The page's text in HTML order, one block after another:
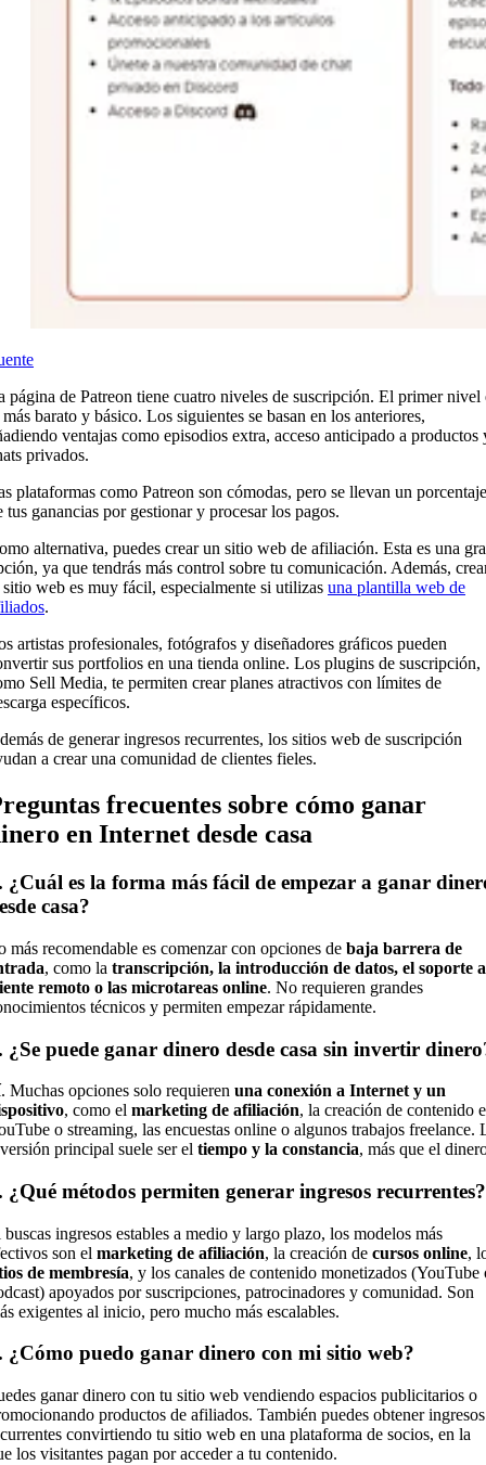
página de Patreon tiene cuatro niveles de suscripción. El primer nivel
barato y básico. Los siguientes se basan en los anteriores,
ventajas como episodios extra, acceso anticipado a productos
privados.
plataformas como Patreon son cómodas, pero se llevan un porcentaje
tus ganancias por gestionar y procesar los pagos.
alternativa, puedes crear un sitio web de afiliación. Esta es una
ya que tendrás más control sobre tu comunicación. Además,
sitio web es muy fácil, especialmente si utilizas una plantilla web de
.
artistas profesionales, fotógrafos y diseñadores gráficos pueden
sus portfolios en una tienda online. Los plugins de suscripción,
Sell Media, te permiten crear planes atractivos con límites de
específicos.
de generar ingresos recurrentes, los sitios web de suscripción
a crear una comunidad de clientes fieles.
frecuentes sobre cómo ganar
en Internet desde casa
¿Cuál es la forma más fácil de empezar a ganar
casa?
más recomendable es comenzar con opciones de baja barrera de
, como la transcripción, la introducción de datos, el soporte
remoto o las microtareas online. No requieren grandes
técnicos y permiten empezar rápidamente.
¿Se puede ganar dinero desde casa sin invertir
Muchas opciones solo requieren una conexión a Internet y un
, como el marketing de afiliación, la creación de contenido
o streaming, las encuestas online o algunos trabajos freelance.
principal suele ser el tiempo y la constancia, más que el
¿Qué métodos permiten generar ingresos recurrentes?
buscas ingresos estables a medio y largo plazo, los modelos más
son el marketing de afiliación, la creación de cursos online,
de membresía, y los canales de contenido monetizados (YouTube
apoyados por suscripciones, patrocinadores y comunidad. Son
exigentes al inicio, pero mucho más escalables.
¿Cómo puedo ganar dinero con mi sitio web?
ganar dinero con tu sitio web vendiendo espacios publicitarios o
productos de afiliados. También puedes obtener ingresos
convirtiendo tu sitio web en una plataforma de socios, en la
los visitantes pagan por acceder a tu contenido.